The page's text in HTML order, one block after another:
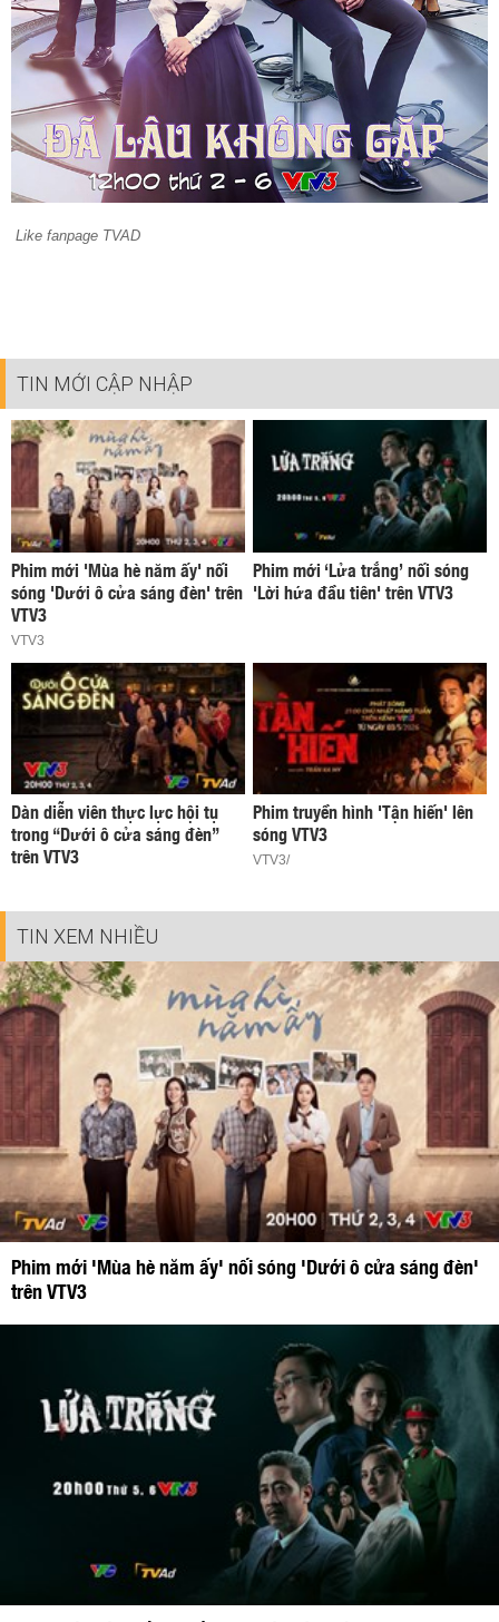
Like fanpage TVAD
TIN MỚI CẬP NHẬP
Phim mới 'Mùa hè năm ấy' nối
sóng 'Dưới ô cửa sáng đèn' trên
VTV3
VTV3
Phim mới ‘Lửa trắng’ nối sóng
'Lời hứa đầu tiên' trên VTV3
Dàn diễn viên thực lực hội tụ
trong “Dưới ô cửa sáng đèn”
trên VTV3
Phim truyền hình 'Tận hiến' lên
sóng VTV3
VTV3/
TIN XEM NHIỀU
Phim mới 'Mùa hè năm ấy' nối sóng 'Dưới ô cửa sáng đèn'
trên VTV3